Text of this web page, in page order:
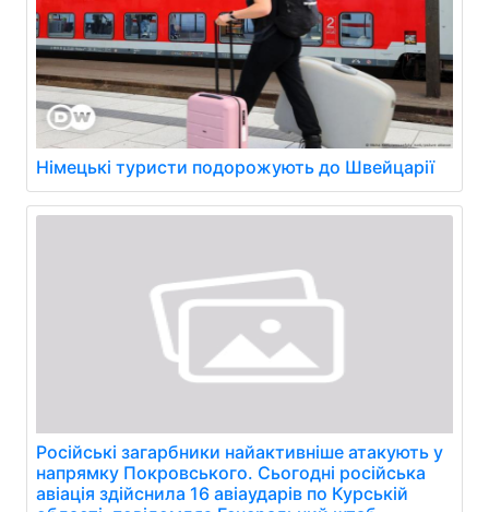
Німецькі туристи подорожують до Швейцарії
Російські загарбники найактивніше атакують у
напрямку Покровського. Сьогодні російська
авіація здійснила 16 авіаударів по Курській